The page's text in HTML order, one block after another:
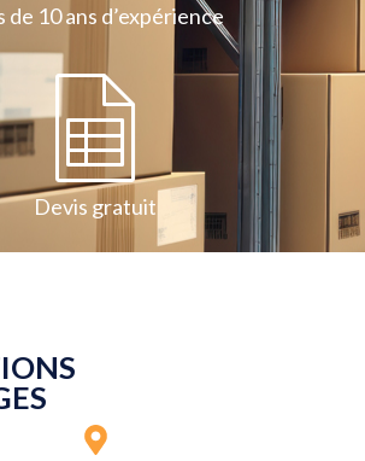
de 10 ans d’expérience
Devis gratuit